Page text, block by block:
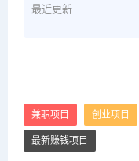
最近更新
兼职项目 创业项目
最新赚钱项目